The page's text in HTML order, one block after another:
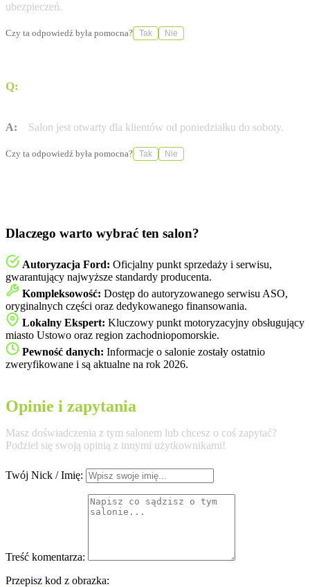
ubezpieczeń.
Czy ta odpowiedź była pomocna? Tak Nie
Q:
A: Salon jest otwarty dla klientów od poniedziałku do soboty.
Czy ta odpowiedź była pomocna? Tak Nie
Dlaczego warto wybrać ten salon?
Autoryzacja Ford: Oficjalny punkt sprzedaży i serwisu,
gwarantujący najwyższe standardy producenta.
Kompleksowość: Dostęp do autoryzowanego serwisu ASO,
oryginalnych części oraz dedykowanego finansowania.
Lokalny Ekspert: Kluczowy punkt motoryzacyjny obsługujący
miasto Ustowo oraz region zachodniopomorskie.
Pewność danych: Informacje o salonie zostały ostatnio
zweryfikowane i są aktualne na rok 2026.
Opinie i zapytania
Masz doświadczenia z tym salonem lub chcesz o coś zapytać?
Podziel się swoją opinią z innymi użytkownikami!
Twój Nick / Imię:
Treść komentarza:
Przepisz kod z obrazka: